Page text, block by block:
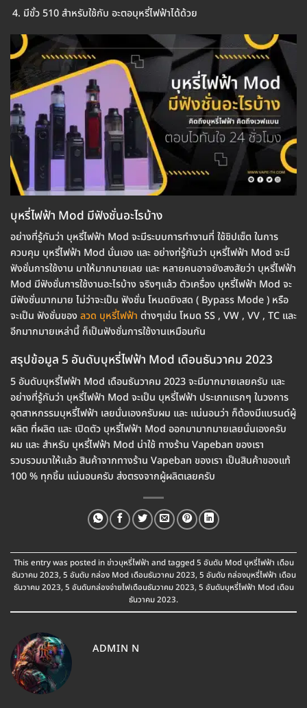
มีขั้ว 510 สำหรับใช้กับ อะตอบุหรี่ไฟฟ้าได้ด้วย
บุหรี่ไฟฟ้า Mod มีฟังชั่นอะไรบ้าง
อย่างที่รู้กันว่า บุหรี่ไฟฟ้า Mod จะมีระบบการทำงานที่ ใช้ชิปเซ็ต ในการ
ควบคุม บุหรี่ไฟฟ้า Mod นั่นเอง และ อย่างท่รู้กันว่า บุหรี่ไฟฟ้า Mod จะมี
ฟังชั่นการใช้งาน มาให้มากมายเลย และ หลายคนอาจยังสงสัยว่า บุหรี่ไฟฟ้า
Mod มีฟังชั่นการใช้งานอะไรบ้าง จริงๆแล้ว ตัวเครื่อง บุหรี่ไฟฟ้า Mod จะ
มีฟังชั่นมากมาย ไม่ว่าจะเป็น ฟังชั่น โหมดยิงสด ( Bypass Mode ) หรือ
จะเป็น ฟังชั่นของ ลวด บุหรี่ไฟฟ้า ต่างๆเช่น โหมด SS , VW , VV , TC และ
อีกมากมายเหล่านี้ ก็เป็นฟังชั่นการใช้งานเหมือนกัน
สรุปข้อมูล 5 อันดับบุหรี่ไฟฟ้า Mod เดือนธันวาคม 2023
5 อันดับบุหรี่ไฟฟ้า Mod เดือนธันวาคม 2023 จะมีมากมายเลยครับ และ
อย่างที่รู้กันว่า บุหรี่ไฟฟ้า Mod จะเป็น บุหรี่ไฟฟ้า ประเภทแรกๆ ในวงการ
อุตสาหกรรมบุหรี่ไฟฟ้า เลยนั่นเองครับผม และ แน่นอนว่า ก็ต้องมีแบรนด์ผู้
ผลิต ที่ผลิต และ เปิดตัว บุหรี่ไฟฟ้า Mod ออกมามากมายเลยนั่นเองครับ
ผม และ สำหรับ บุหรี่ไฟฟ้า Mod น่าใช้ ทางร้าน Vapeban ของเรา
รวบรวมมาให้แล้ว สินค้าจากทางร้าน Vapeban ของเรา เป็นสินค้าของแท้
100 % ทุกชิ้น แน่นอนครับ ส่งตรงจากผู้ผลิตเลยครับ
This entry was posted inข่าวบุหรี่ไฟฟ้า and tagged5 อันดับ Mod บุหรี่ไฟฟ้า เดือน
ธันวาคม 2023, 5 อันดับ กล่อง Mod เดือนธันวาคม 2023, 5 อันดับ กล่องบุหรี่ไฟฟ้า เดือน
ธันวาคม 2023, 5 อันดับกล่องจ่ายไฟเดือนธันวาคม 2023, 5 อันดับบุหรี่ไฟฟ้า Mod เดือน
ธันวาคม 2023.
ADMIN N